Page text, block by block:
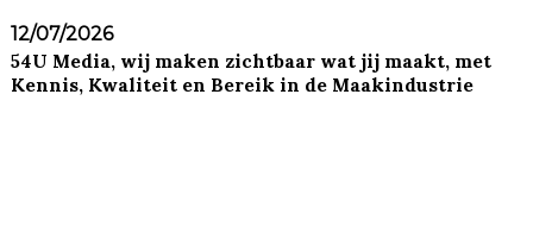
12/07/2026
54U Media, wij maken zichtbaar wat jij maakt, met
Kennis, Kwaliteit en Bereik in de Maakindustrie